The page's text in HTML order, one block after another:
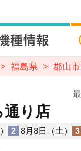
福島県 郡山市
通り店
2 8月8日（土） 3